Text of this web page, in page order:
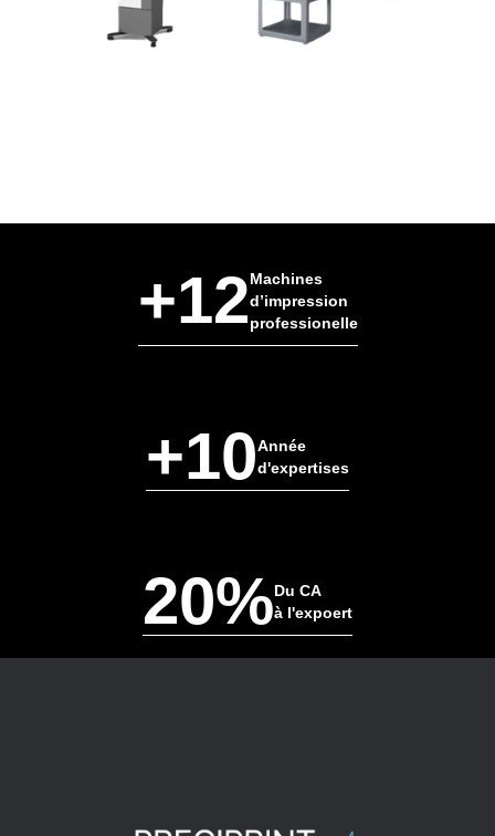
+12Machines
d’impression
professionelle
+10Année
d'expertises
20%Du CA
à l'expoert